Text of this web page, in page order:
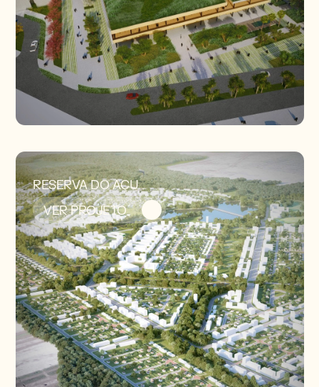
RESERVA DO AÇU
VER PROJETO